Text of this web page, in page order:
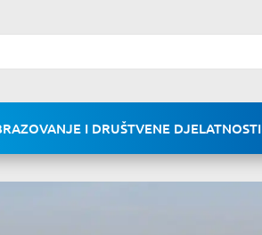
I DRUŠTVENE DJELATNOSTI